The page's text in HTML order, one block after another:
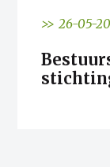
>> 26-05-